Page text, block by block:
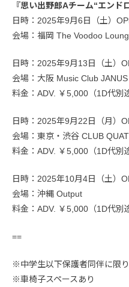
『思い出野郎Aチーム“エンド
日時：2025年9月6日（土）
会場：福岡 The Voodoo
日時：2025年9月13日（土）
会場：大阪 Music Club JANUS
料金：ADV. ￥5,000（1D代別
日時：2025年9月22日（月）
会場：東京・渋谷 CLUB
料金：ADV. ￥5,000（1D代別
日時：2025年10月4日（土）
会場：沖縄 Output
料金：ADV. ￥5,000（1D代別
==
※中学生以下保護者同伴に限
※車椅子スペースあり